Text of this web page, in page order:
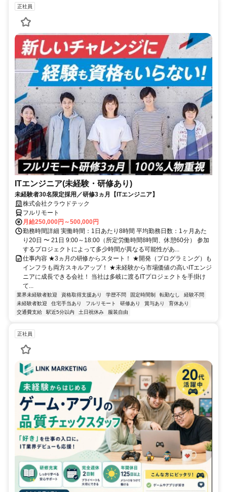
正社員
ITエンジニア(未経験・研修あり)
未経験者30名限定採用／研修3ヵ月【ITエンジニア】
株式会社クラウドテック
フルリモート
月給250,000円～500,000円
勤務時間詳細 実働時間：1日あたり8時間 平均勤務日数：1ヶ月あた
り20日 〜 21日 9:00～18:00（所定労働時間8時間、休憩60分） 参加
するプロジェクトによって多少時間が異なる可能性があ...
仕事内容 ★3ヵ月の研修からスタート！ ★開発（プログラミング）も
インフラも両方スキルアップ！ ★未経験から市場価値の高いITエンジ
ニアに成長できる会社！ 当社は多岐に渡るITプロジェクトを手掛け
て...
業界未経験者歓迎 資格取得支援あり 学歴不問 固定時間制 転勤なし
経験不問
未経験者歓迎
住宅手当あり フルリモート 研修あり 賞与あり
育休あり
交通費支給
駅近5分以内 土日祝休み 服装自由
正社員